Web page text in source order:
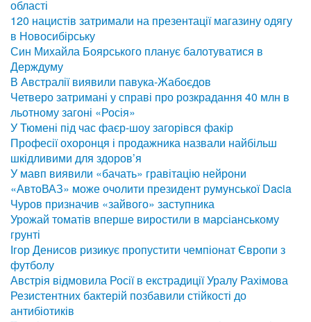
області
120 нацистів затримали на презентації магазину одягу
в Новосибірську
Син Михайла Боярського планує балотуватися в
Держдуму
В Австралії виявили павука-Жабоєдов
Четверо затримані у справі про розкрадання 40 млн в
льотному загоні «Росія»
У Тюмені під час фаєр-шоу загорівся факір
Професії охоронця і продажника назвали найбільш
шкідливими для здоров’я
У мавп виявили «бачать» гравітацію нейрони
«АвтоВАЗ» може очолити президент румунської Dacia
Чуров призначив «зайвого» заступника
Урожай томатів вперше виростили в марсіанському
грунті
Ігор Денисов ризикує пропустити чемпіонат Європи з
футболу
Австрія відмовила Росії в екстрадиції Уралу Рахімова
Резистентних бактерій позбавили стійкості до
антибіотиків